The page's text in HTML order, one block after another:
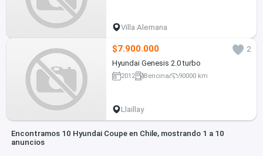
Villa Alemana
$7.900.000
2
Hyundai Genesis 2.0 turbo
2012 Bencina 90000 km
Llaillay
Encontramos 10 Hyundai Coupe en Chile, mostrando 1 a 10
anuncios